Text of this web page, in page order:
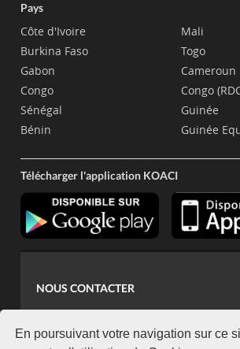
En poursuivant votre navigation sur ce
Pays
Côte d'Ivoire
Burkina Faso
Gabon
Congo
Sénégal
Bénin
Mali
Togo
Cameroun
Congo
Guinée
Guinée
Télécharger l'application KOACI
NOUS CONTACTER
koaci@yahoo.fr